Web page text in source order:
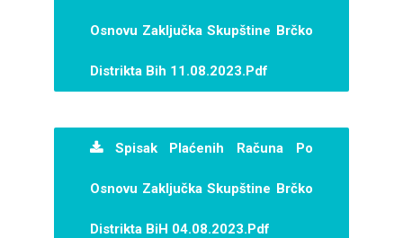
Osnovu Zaključka Skupštine Brčko
Distrikta Bih 11.08.2023.pdf
Spisak Plaćenih Računa Po
Osnovu Zaključka Skupštine Brčko
Distrikta BiH 04.08.2023.pdf